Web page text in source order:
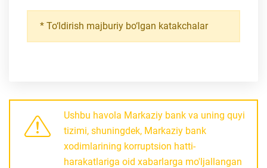
* To‘ldirish majburiy bo‘lgan katakchalar
Ushbu havola Markaziy bank va uning quyi
tizimi, shuningdek, Markaziy bank
xodimlarining korruptsion hatti-
harakatlariga oid xabarlarga mo'ljallangan